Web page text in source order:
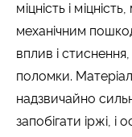
міцність і
механічним
вплив і
поломки.
надзвичайно
запобігати іржі,